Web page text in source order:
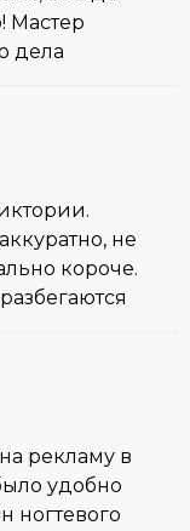
Мастер
дела
не
короче.
рекламу в
удобно
ногтевого